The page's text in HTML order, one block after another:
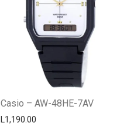
Casio – AW-48HE-7AV
L1,190.00